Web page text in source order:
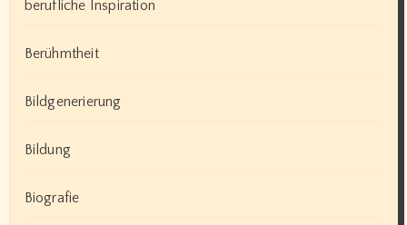
berufliche Inspiration
Berühmtheit
Bildgenerierung
Bildung
Biografie